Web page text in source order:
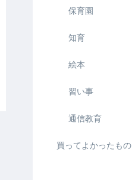
保育園
知育
絵本
習い事
通信教育
買ってよかったもの